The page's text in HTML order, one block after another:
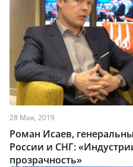
28 Мая, 2019
Роман Исаев,
России и СНГ:
прозрачность»